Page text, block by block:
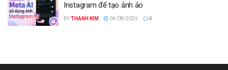
Instagram để tạo ảnh ảo
BYTHANH KIM 04/08/2026 0